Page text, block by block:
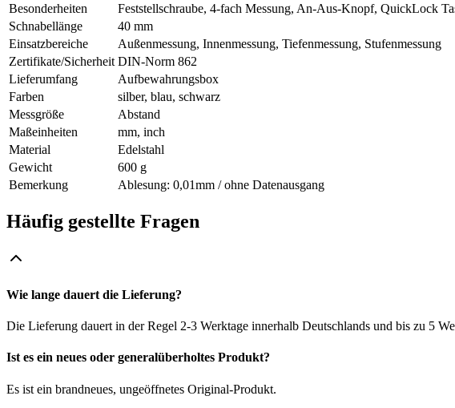
Besonderheiten
Feststellschraube, 4-fach Messung, An-Aus-Knopf, QuickLock
Schnabellänge
40 mm
Einsatzbereiche
Außenmessung, Innenmessung, Tiefenmessung, Stufenmessung
Zertifikate/Sicherheit DIN-Norm 862
Lieferumfang
Aufbewahrungsbox
Farben
silber, blau, schwarz
Messgröße
Abstand
Maßeinheiten
mm, inch
Material
Edelstahl
Gewicht
600 g
Bemerkung
Ablesung: 0,01mm / ohne Datenausgang
Häufig gestellte Fragen
Wie lange dauert die Lieferung?
Die Lieferung dauert in der Regel 2-3 Werktage innerhalb Deutschlands und bis zu 5
Ist es ein neues oder generalüberholtes Produkt?
Es ist ein brandneues, ungeöffnetes Original-Produkt.